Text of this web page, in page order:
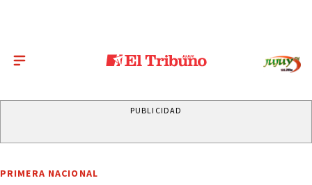
PUBLICIDAD
PRIMERA NACIONAL